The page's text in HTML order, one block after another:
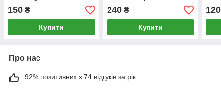
DP 100N L=165-255mm D
отворів=10mm
150 ₴
Купити
L=185-240mm D
отворів=8/12mm
240₴
Купити
120
Про нас
92% позитивних з 74 відгуків за рік